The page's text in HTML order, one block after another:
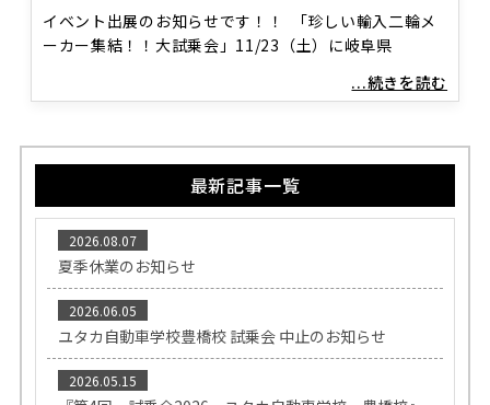
イベント出展のお知らせです！！ 「珍しい輸入二輪メ
ーカー集結！！大試乗会」11/23（土）に岐阜県
...続きを読む
最新記事一覧
2026.08.07
夏季休業のお知らせ
2026.06.05
ユタカ自動車学校豊橋校 試乗会 中止のお知らせ
2026.05.15